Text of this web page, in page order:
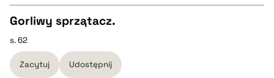
BIBTEX
pobierz cytat
CZYSTY TEKST
Gorliwy sprzątacz.
s. 62
Zacytuj Udostępnij